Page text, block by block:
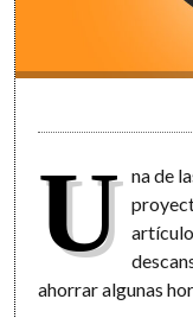
U na de
ahorrar algunas